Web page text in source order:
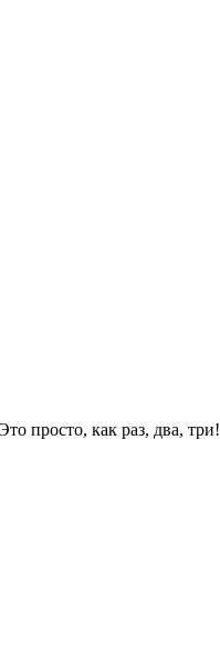
просто, как раз, два, три!